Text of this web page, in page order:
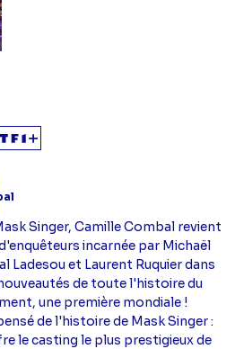
Singer, Camille Combal revient
incarnée par Michaël
Ladesou et Laurent Ruquier dans
de toute l'histoire du
une première mondiale !
de l'histoire de Mask Singer :
le casting le plus prestigieux de